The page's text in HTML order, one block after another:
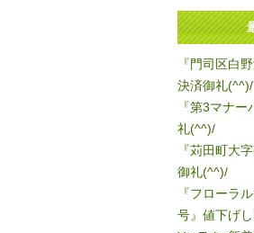
『門司区白
決済御礼(^^)/
『第3マナ
礼(^^)/
『苅田町大
御礼(^^)/
『フローラ
号』値下げ